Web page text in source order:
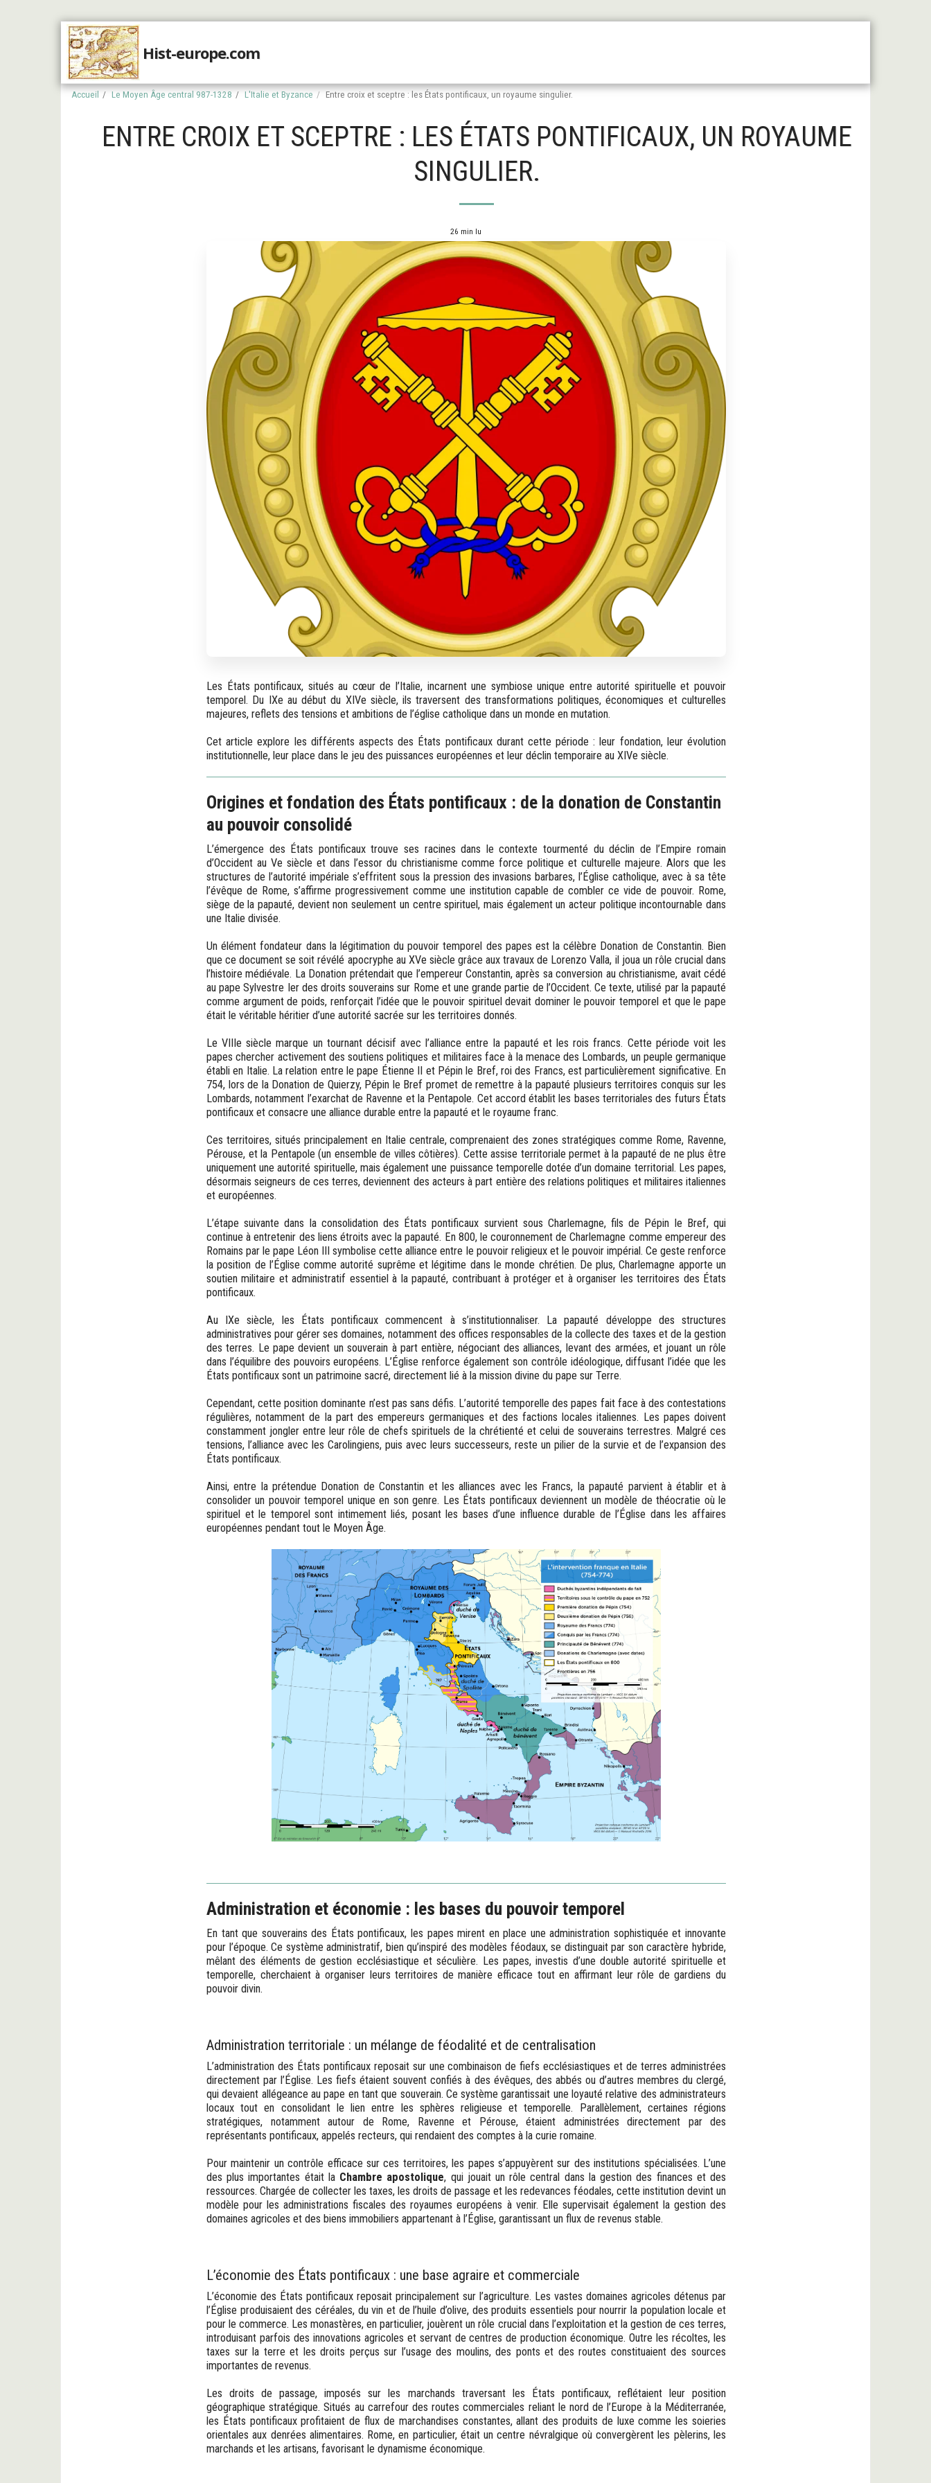
Hist-europe.com
Accueil Le Moyen Âge central 987-1328 L'Italie et Byzance Entre croix et sceptre : les États pontificaux, un royaume singulier.
ENTRE CROIX ET SCEPTRE : LES ÉTATS PONTIFICAUX, UN ROYAUME
SINGULIER.
26 min lu
Les États pontificaux, situés au cœur de l’Italie, incarnent une symbiose unique entre autorité spirituelle et pouvoir
temporel. Du IXe au début du XIVe siècle, ils traversent des transformations politiques, économiques et culturelles
majeures, reflets des tensions et ambitions de l’église catholique dans un monde en mutation.
Cet article explore les différents aspects des États pontificaux durant cette période : leur fondation, leur évolution
institutionnelle, leur place dans le jeu des puissances européennes et leur déclin temporaire au XIVe siècle.
Origines et fondation des États pontificaux : de la donation de Constantin
au pouvoir consolidé
L’émergence des États pontificaux trouve ses racines dans le contexte tourmenté du déclin de l’Empire romain
d’Occident au Ve siècle et dans l’essor du christianisme comme force politique et culturelle majeure. Alors que les
structures de l’autorité impériale s’effritent sous la pression des invasions barbares, l’Église catholique, avec à sa tête
l’évêque de Rome, s’affirme progressivement comme une institution capable de combler ce vide de pouvoir. Rome,
siège de la papauté, devient non seulement un centre spirituel, mais également un acteur politique incontournable dans
une Italie divisée.
Un élément fondateur dans la légitimation du pouvoir temporel des papes est la célèbre Donation de Constantin. Bien
que ce document se soit révélé apocryphe au XVe siècle grâce aux travaux de Lorenzo Valla, il joua un rôle crucial dans
l’histoire médiévale. La Donation prétendait que l’empereur Constantin, après sa conversion au christianisme, avait cédé
au pape Sylvestre Ier des droits souverains sur Rome et une grande partie de l’Occident. Ce texte, utilisé par la papauté
comme argument de poids, renforçait l’idée que le pouvoir spirituel devait dominer le pouvoir temporel et que le pape
était le véritable héritier d’une autorité sacrée sur les territoires donnés.
Le VIIIe siècle marque un tournant décisif avec l’alliance entre la papauté et les rois francs. Cette période voit les
papes chercher activement des soutiens politiques et militaires face à la menace des Lombards, un peuple germanique
établi en Italie. La relation entre le pape Étienne II et Pépin le Bref, roi des Francs, est particulièrement significative. En
754, lors de la Donation de Quierzy, Pépin le Bref promet de remettre à la papauté plusieurs territoires conquis sur les
Lombards, notamment l’exarchat de Ravenne et la Pentapole. Cet accord établit les bases territoriales des futurs États
pontificaux et consacre une alliance durable entre la papauté et le royaume franc.
Ces territoires, situés principalement en Italie centrale, comprenaient des zones stratégiques comme Rome, Ravenne,
Pérouse, et la Pentapole (un ensemble de villes côtières). Cette assise territoriale permet à la papauté de ne plus être
uniquement une autorité spirituelle, mais également une puissance temporelle dotée d’un domaine territorial. Les papes,
désormais seigneurs de ces terres, deviennent des acteurs à part entière des relations politiques et militaires italiennes
et européennes.
L’étape suivante dans la consolidation des États pontificaux survient sous Charlemagne, fils de Pépin le Bref, qui
continue à entretenir des liens étroits avec la papauté. En 800, le couronnement de Charlemagne comme empereur des
Romains par le pape Léon III symbolise cette alliance entre le pouvoir religieux et le pouvoir impérial. Ce geste renforce
la position de l’Église comme autorité suprême et légitime dans le monde chrétien. De plus, Charlemagne apporte un
soutien militaire et administratif essentiel à la papauté, contribuant à protéger et à organiser les territoires des États
pontificaux.
Au IXe siècle, les États pontificaux commencent à s’institutionnaliser. La papauté développe des structures
administratives pour gérer ses domaines, notamment des offices responsables de la collecte des taxes et de la gestion
des terres. Le pape devient un souverain à part entière, négociant des alliances, levant des armées, et jouant un rôle
dans l’équilibre des pouvoirs européens. L’Église renforce également son contrôle idéologique, diffusant l’idée que les
États pontificaux sont un patrimoine sacré, directement lié à la mission divine du pape sur Terre.
Cependant, cette position dominante n’est pas sans défis. L’autorité temporelle des papes fait face à des contestations
régulières, notamment de la part des empereurs germaniques et des factions locales italiennes. Les papes doivent
constamment jongler entre leur rôle de chefs spirituels de la chrétienté et celui de souverains terrestres. Malgré ces
tensions, l’alliance avec les Carolingiens, puis avec leurs successeurs, reste un pilier de la survie et de l’expansion des
États pontificaux.
Ainsi, entre la prétendue Donation de Constantin et les alliances avec les Francs, la papauté parvient à établir et à
consolider un pouvoir temporel unique en son genre. Les États pontificaux deviennent un modèle de théocratie où le
spirituel et le temporel sont intimement liés, posant les bases d’une influence durable de l’Église dans les affaires
européennes pendant tout le Moyen Âge.
Administration et économie : les bases du pouvoir temporel
En tant que souverains des États pontificaux, les papes mirent en place une administration sophistiquée et innovante
pour l’époque. Ce système administratif, bien qu’inspiré des modèles féodaux, se distinguait par son caractère hybride,
mêlant des éléments de gestion ecclésiastique et séculière. Les papes, investis d’une double autorité spirituelle et
temporelle, cherchaient à organiser leurs territoires de manière efficace tout en affirmant leur rôle de gardiens du
pouvoir divin.
Administration territoriale : un mélange de féodalité et de centralisation
L’administration des États pontificaux reposait sur une combinaison de fiefs ecclésiastiques et de terres administrées
directement par l’Église. Les fiefs étaient souvent confiés à des évêques, des abbés ou d’autres membres du clergé,
qui devaient allégeance au pape en tant que souverain. Ce système garantissait une loyauté relative des administrateurs
locaux tout en consolidant le lien entre les sphères religieuse et temporelle. Parallèlement, certaines régions
stratégiques, notamment autour de Rome, Ravenne et Pérouse, étaient administrées directement par des
représentants pontificaux, appelés recteurs, qui rendaient des comptes à la curie romaine.
Pour maintenir un contrôle efficace sur ces territoires, les papes s’appuyèrent sur des institutions spécialisées. L’une
des plus importantes était la Chambre apostolique, qui jouait un rôle central dans la gestion des finances et des
ressources. Chargée de collecter les taxes, les droits de passage et les redevances féodales, cette institution devint un
modèle pour les administrations fiscales des royaumes européens à venir. Elle supervisait également la gestion des
domaines agricoles et des biens immobiliers appartenant à l’Église, garantissant un flux de revenus stable.
L’économie des États pontificaux : une base agraire et commerciale
L’économie des États pontificaux reposait principalement sur l’agriculture. Les vastes domaines agricoles détenus par
l’Église produisaient des céréales, du vin et de l’huile d’olive, des produits essentiels pour nourrir la population locale et
pour le commerce. Les monastères, en particulier, jouèrent un rôle crucial dans l’exploitation et la gestion de ces terres,
introduisant parfois des innovations agricoles et servant de centres de production économique. Outre les récoltes, les
taxes sur la terre et les droits perçus sur l’usage des moulins, des ponts et des routes constituaient des sources
importantes de revenus.
Les droits de passage, imposés sur les marchands traversant les États pontificaux, reflétaient leur position
géographique stratégique. Situés au carrefour des routes commerciales reliant le nord de l’Europe à la Méditerranée,
les États pontificaux profitaient de flux de marchandises constantes, allant des produits de luxe comme les soieries
orientales aux denrées alimentaires. Rome, en particulier, était un centre névralgique où convergèrent les pèlerins, les
marchands et les artisans, favorisant le dynamisme économique.